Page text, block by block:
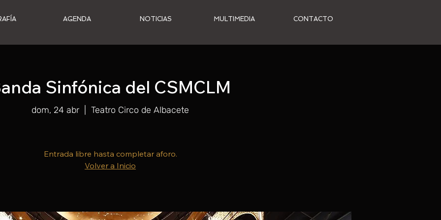
AGENDA NOTICIAS MULTIMEDIA CONTACTO
Sinfónica del CSMCLM
dom, 24 abr Teatro Circo de Albacete
Entrada libre hasta completar aforo.
Volver a Inicio